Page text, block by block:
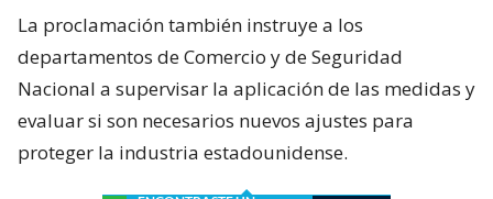
La proclamación también instruye a los
departamentos de Comercio y de Seguridad
Nacional a supervisar la aplicación de las medidas y
evaluar si son necesarios nuevos ajustes para
proteger la industria estadounidense.